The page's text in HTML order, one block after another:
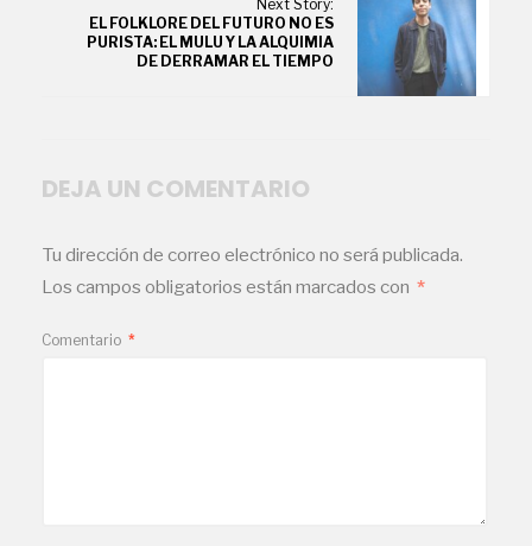
Next Story:
EL FOLKLORE DEL FUTURO NO ES
PURISTA: EL MULU Y LA ALQUIMIA
DE DERRAMAR EL TIEMPO
DEJA UN COMENTARIO
Tu dirección de correo electrónico no será publicada.
Los campos obligatorios están marcados con *
Comentario *